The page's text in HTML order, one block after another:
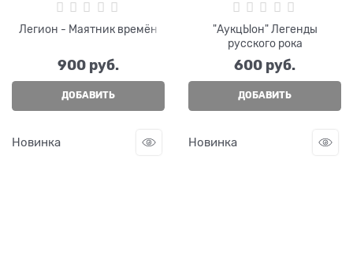
Легион - Маятник времён
900 руб.
ДОБАВИТЬ
"АукцЫон" Легенды
русского рока
600 руб.
ДОБАВИТЬ
Новинка Новинка